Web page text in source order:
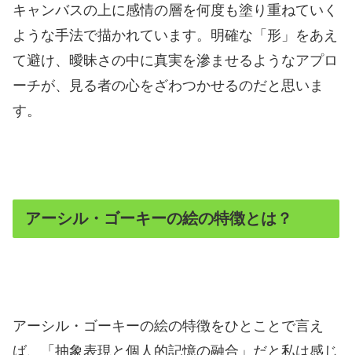
キャンバスの上に感情の層を何度も塗り重ねていく
ような手法で描かれています。明確な「形」をあえ
て避け、曖昧さの中に真実を滲ませるようなアプロ
ーチが、見る者の心をざわつかせるのだと思いま
す。
アーシル・ゴーキーの絵の特徴とは？
アーシル・ゴーキーの絵の特徴をひとことで言え
ば、「抽象表現と個人的記憶の融合」だと私は感じ